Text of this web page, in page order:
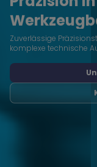
Zuverlässige
komplexe technische